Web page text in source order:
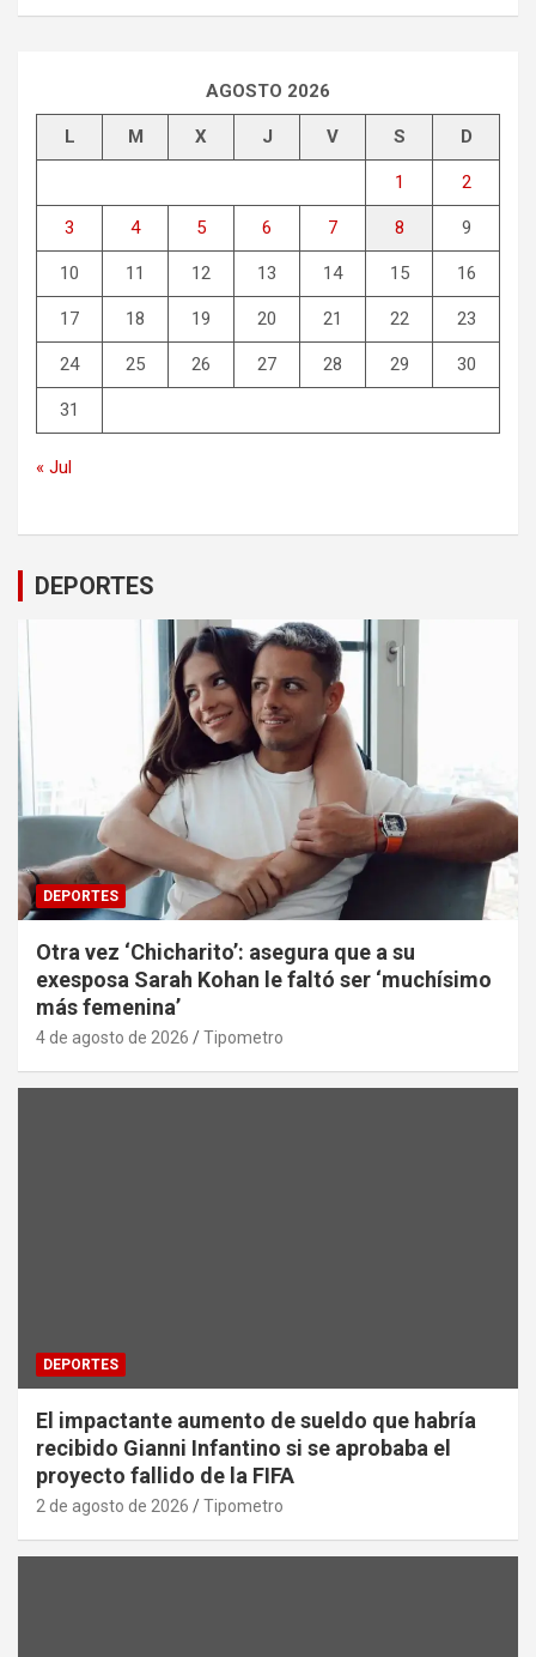
AGOSTO 2026
L M X J V S D
1 2
3 4 5 6 7 8 9
10 11 12 13 14 15 16
17 18 19 20 21 22 23
24 25 26 27 28 29 30
31
« Jul
DEPORTES
DEPORTES
Otra vez ‘Chicharito’: asegura que a su
exesposa Sarah Kohan le faltó ser ‘muchísimo
más femenina’
4 de agosto de 2026 Tipometro
DEPORTES
El impactante aumento de sueldo que habría
recibido Gianni Infantino si se aprobaba el
proyecto fallido de la FIFA
2 de agosto de 2026 Tipometro